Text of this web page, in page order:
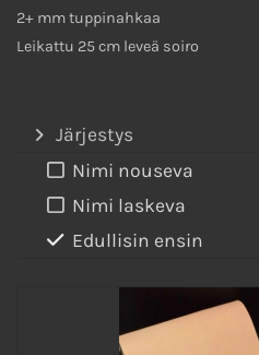
2+ mm tuppinahkaa
Leikattu 25 cm leveä soiro
Järjestys
Nimi nouseva
Nimi laskeva
Edullisin ensin